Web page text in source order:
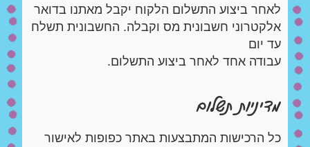
לאחר ביצוע התשלום הלקוח יקבל מאתנו בדואר
אלקטרוני חשבונית מס וקבלה. החשבונית תשלח
עד יום
עבודה אחד לאחר ביצוע התשלום.
מדיניות תשלום
כל הרכישות המתבצעות באתר כפופות לאישור